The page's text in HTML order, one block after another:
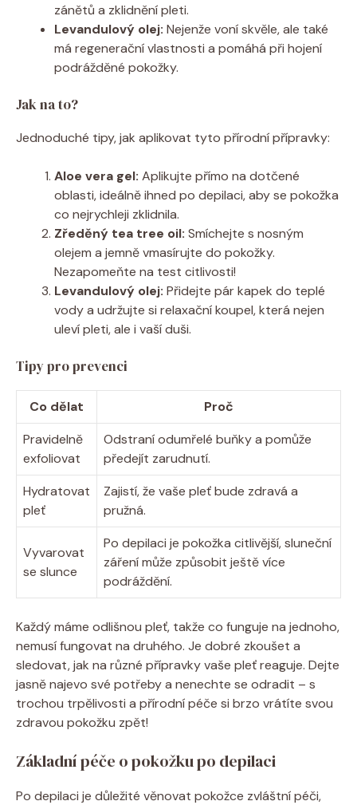
zánětů a zklidnění pleti.
Levandulový olej: Nejenže voní skvěle, ale také
má regenerační vlastnosti a pomáhá při hojení
podrážděné pokožky.
Jak na to?
Jednoduché tipy, jak aplikovat tyto přírodní přípravky:
Aloe vera gel: Aplikujte přímo na dotčené
oblasti, ideálně ihned po depilaci, aby se pokožka
co nejrychleji zklidnila.
Zředěný tea tree oil: Smíchejte s nosným
olejem a jemně vmasírujte do pokožky.
Nezapomeňte na test citlivosti!
Levandulový olej: Přidejte pár kapek do teplé
vody a udržujte si relaxační koupel, která nejen
uleví pleti, ale i vaší duši.
Tipy pro prevenci
Co dělat
Proč
Pravidelně
exfoliovat
Odstraní odumřelé buňky a pomůže
předejít zarudnutí.
Hydratovat
pleť
Zajistí, že vaše pleť bude zdravá a
pružná.
Vyvarovat
se slunce
Po depilaci je pokožka citlivější, sluneční
záření může způsobit ještě více
podráždění.
Každý máme odlišnou pleť, takže co funguje na jednoho,
nemusí fungovat na druhého. Je dobré zkoušet a
sledovat, jak na různé přípravky vaše pleť reaguje. Dejte
jasně najevo své potřeby a nenechte se odradit – s
trochou trpělivosti a přírodní péče si brzo vrátíte svou
zdravou pokožku zpět!
Základní péče o pokožku po depilaci
Po depilaci je důležité věnovat pokožce zvláštní péči,